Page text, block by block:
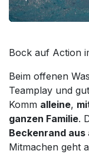
Bock auf Action
Beim offenen
Teamplay und
Komm alleine,
ganzen Familie.
Beckenrand
Mitmachen geht